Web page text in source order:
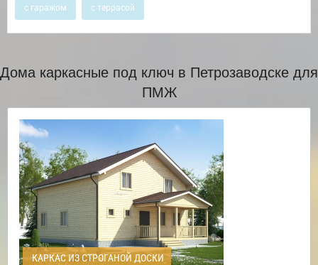
с гаражом с террасой
Дома каркасные под ключ в Петрозаводске для
ПМЖ
КАРКАС ИЗ СТРОГАНОЙ ДОСКИ